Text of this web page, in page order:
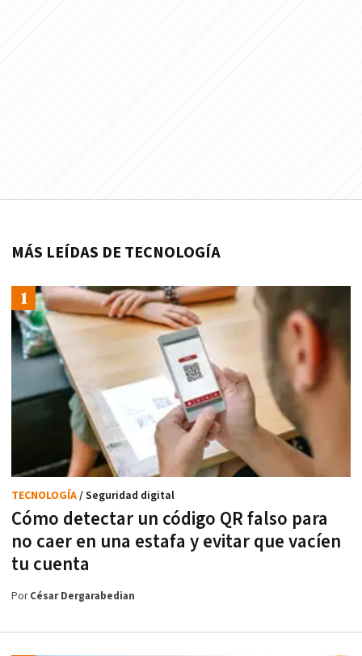
MÁS LEÍDAS DE TECNOLOGÍA
Cómo detectar un código QR falso para
no caer en una estafa y evitar que vacíen
tu cuenta
TECNOLOGÍA/ Seguridad digital
PorCésar Dergarabedian